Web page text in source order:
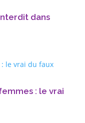
dans
: le vrai